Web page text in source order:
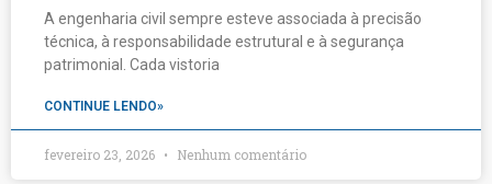
A engenharia civil sempre esteve associada à precisão
técnica, à responsabilidade estrutural e à segurança
patrimonial. Cada vistoria
CONTINUE LENDO»
fevereiro 23, 2026 Nenhum comentário